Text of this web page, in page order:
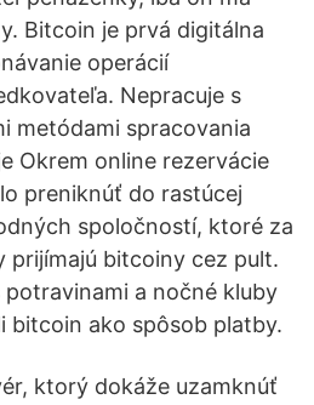
Bitcoin je prvá digitálna
operácií
Nepracuje s
metódami spracovania
Okrem online rezervácie
preniknúť do rastúcej
spoločností, ktoré za
prijímajú bitcoiny cez pult.
a nočné kluby
bitcoin ako spôsob platby.
ktorý dokáže uzamknúť